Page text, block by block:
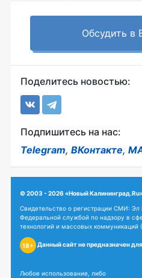
Обсудить в
Поделитесь новостью:
Подпишитесь на нас:
Telegram, ВКонтакте,
© 2003 - 2026 «Новый
Свидетельство о регистрации СМИ:
Федеральной службой по надзору в
технологий и массовых коммуникаций
18+ Данный сайт не предназначен
Любое использование, либо